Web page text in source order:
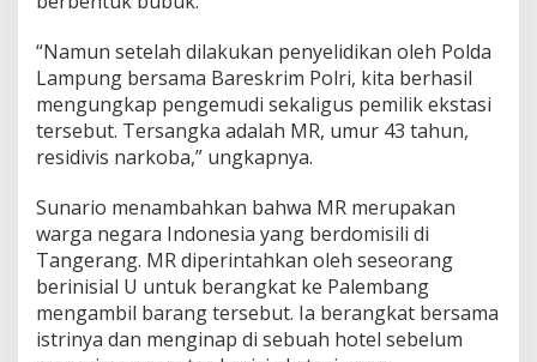
i
T
r
s
a
g
a
“Namun setelah dilakukan penyelidikan oleh Polda
Lampung bersama Bareskrim Polri, kita berhasil
mengungkap pengemudi sekaligus pemilik ekstasi
tersebut. Tersangka adalah MR, umur 43 tahun,
residivis narkoba,” ungkapnya.
Sunario menambahkan bahwa MR merupakan
warga negara Indonesia yang berdomisili di
Tangerang. MR diperintahkan oleh seseorang
berinisial U untuk berangkat ke Palembang
mengambil barang tersebut. Ia berangkat bersama
istrinya dan menginap di sebuah hotel sebelum